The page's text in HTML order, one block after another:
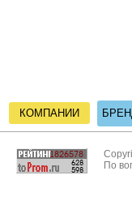
КОМПАНИИ
По